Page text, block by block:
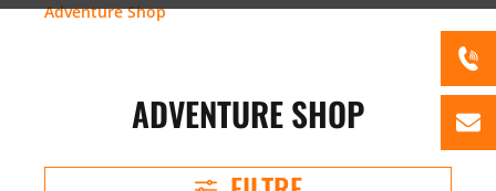
Adventure Shop
ADVENTURE SHOP